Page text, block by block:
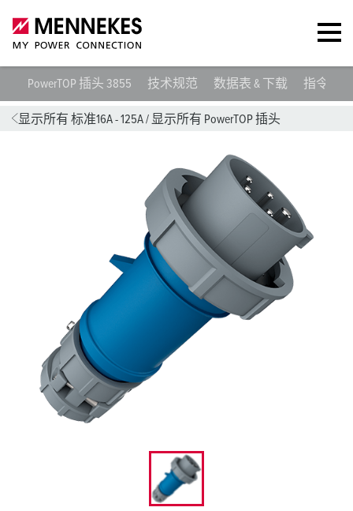
PowerTOP 插头 3855 技术规范 数据表 & 下载 指令
显示所有 标准16A - 125A/ 显示所有 PowerTOP 插头